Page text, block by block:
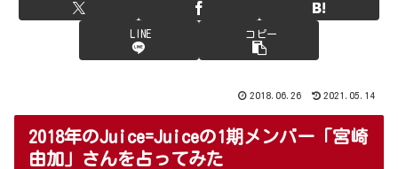
LINE コピー
2018.06.26 2021.05.14
2018年のJuice=Juiceの1期メンバー「宮崎
由加」さんを占ってみた